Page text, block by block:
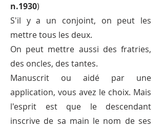
n.1930)
S'il y a un conjoint, on peut les
mettre tous les deux.
On peut mettre aussi des fratries,
des oncles, des tantes.
Manuscrit ou aidé par une
application, vous avez le choix. Mais
l'esprit est que le descendant
inscrive de sa main le nom de ses